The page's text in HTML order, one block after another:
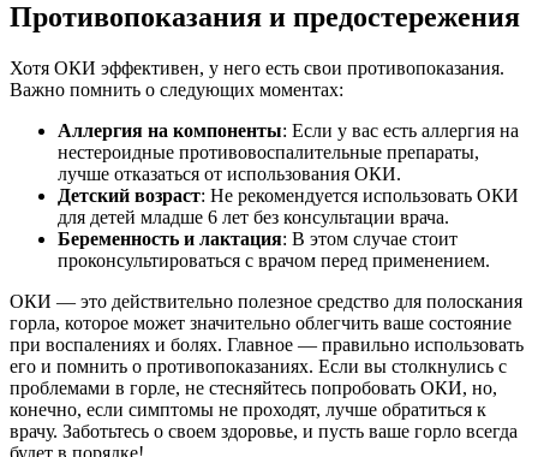
Противопоказания и предостережения
Хотя ОКИ эффективен, у него есть свои противопоказания.
Важно помнить о следующих моментах:
Аллергия на компоненты: Если у вас есть аллергия на
нестероидные противовоспалительные препараты,
лучше отказаться от использования ОКИ.
Детский возраст: Не рекомендуется использовать ОКИ
для детей младше 6 лет без консультации врача.
Беременность и лактация: В этом случае стоит
проконсультироваться с врачом перед применением.
ОКИ — это действительно полезное средство для полоскания
горла, которое может значительно облегчить ваше состояние
при воспалениях и болях. Главное — правильно использовать
его и помнить о противопоказаниях. Если вы столкнулись с
проблемами в горле, не стесняйтесь попробовать ОКИ, но,
конечно, если симптомы не проходят, лучше обратиться к
врачу. Заботьтесь о своем здоровье, и пусть ваше горло всегда